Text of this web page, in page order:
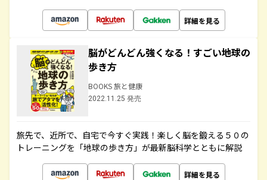
詳細を見る
脳がどんどん強くなる！すごい地球の
歩き方
BOOKS 旅と健康
2022.11.25 発売
旅先で、近所で、自宅で今すぐ実践！楽しく脳を鍛える５０の
トレーニングを「地球の歩き方」が最新脳科学とともに解説
詳細を見る